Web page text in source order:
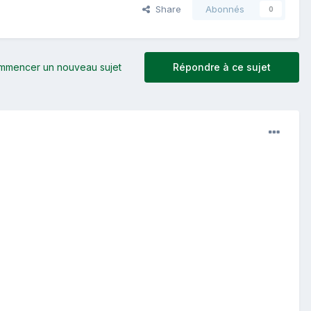
Share Abonnés 0
Répondre à ce sujet
un nouveau sujet